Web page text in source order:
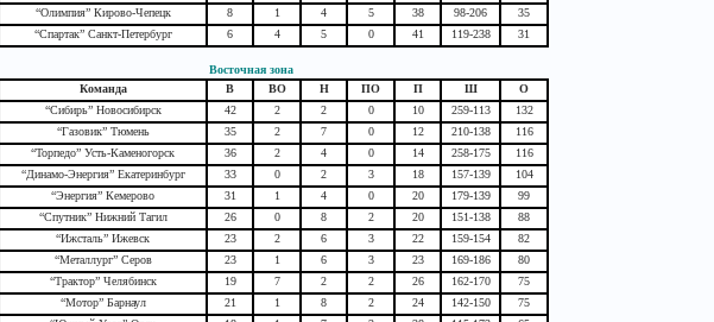
“Олимпия” Кирово-Чепецк 8 1 4 5 38 98-206
35
“Спартак” Санкт-Петербург 6 4 5 0 41 119-238 31
Восточная зона
Команда В ВО Н ПО П Ш
О
“Сибирь” Новосибирск 42 2 2 0 10 259-113
132
“Газовик” Тюмень 35 2 7 0 12 210-138
116
“Торпедо” Усть-Каменогорск 36 2 4 0 14 258-175
116
“Динамо-Энергия” Екатеринбург 33 0 2 3 18 157-139
104
“Энергия” Кемерово 31 1 4 0 20 179-139
99
“Спутник” Нижний Тагил 26 0 8 2 20 151-138
88
“Ижсталь” Ижевск 23 2 6 3 22 159-154
82
“Металлург” Серов 23 1 6 3 23 169-186
80
“Трактор” Челябинск 19 7 2 2 26 162-170
75
“Мотор” Барнаул 21 1 8 2 24 142-150
75